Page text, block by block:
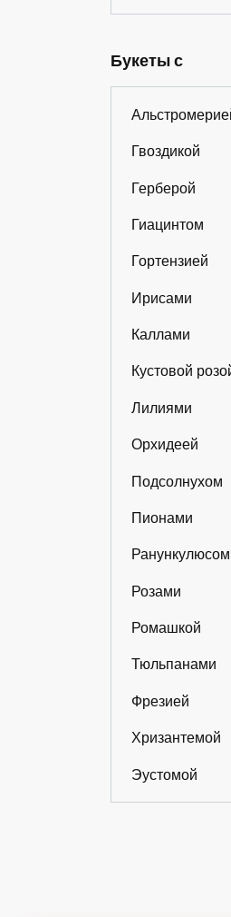
Букеты с
Гвоздикой
Герберой
Гиацинтом
Гортензией
Ирисами
Каллами
Кустовой
Лилиями
Орхидеей
Подсолнухом
Пионами
Ранункулюсом
Розами
Ромашкой
Тюльпанами
Фрезией
Хризантемой
Эустомой